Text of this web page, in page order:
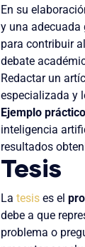
En su
y una adecuada
para contribuir
debate
Redactar un
especializada y
Ejemplo práctico
inteligencia
resultados
Tesis
La tesis es el
debe a que
problema o